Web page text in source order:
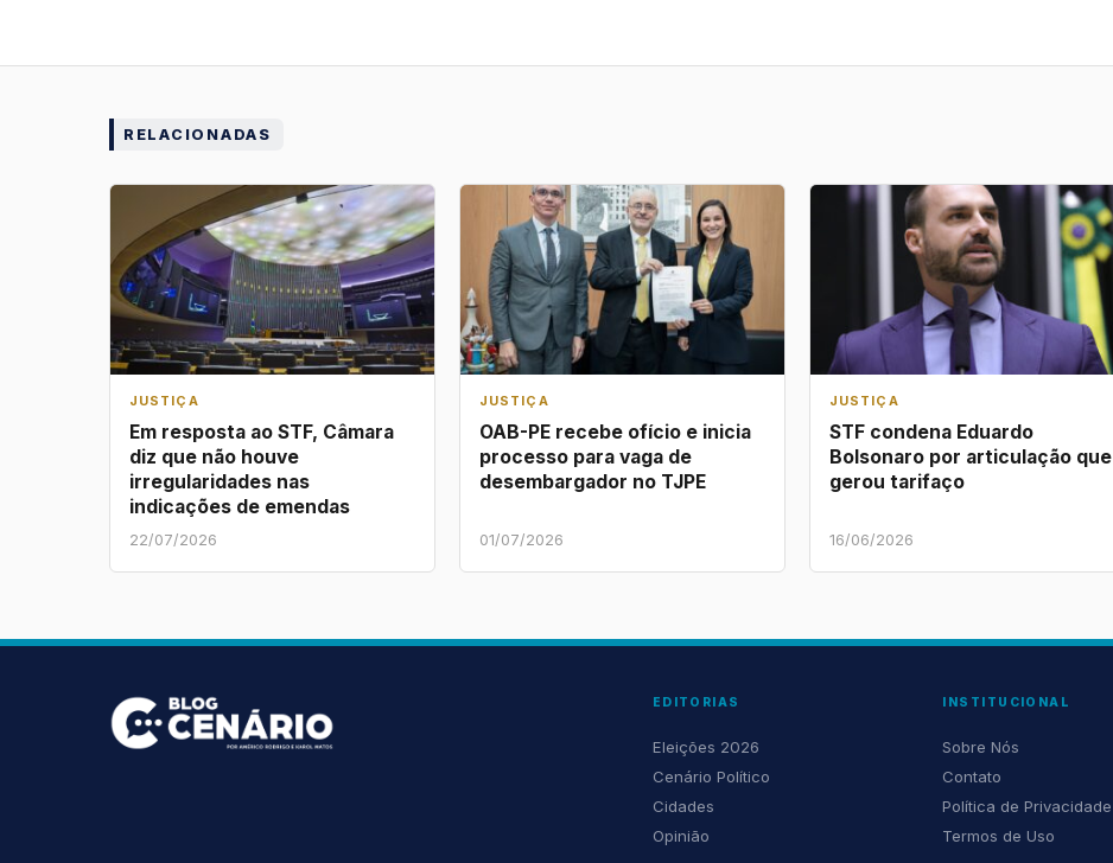
RELACIONADAS
JUSTIÇA
Em resposta ao STF, Câmara
diz que não houve
irregularidades nas
indicações de emendas
22/07/2026
JUSTIÇA
OAB-PE recebe ofício e inicia
processo para vaga de
desembargador no TJPE
01/07/2026
JUSTIÇA
STF condena Eduardo
Bolsonaro por articulação que
gerou tarifaço
16/06/2026
EDITORIAS
Eleições 2026
Cenário Político
Cidades
Opinião
INSTITUCIONAL
Sobre Nós
Contato
Política de Privacidade
Termos de Uso